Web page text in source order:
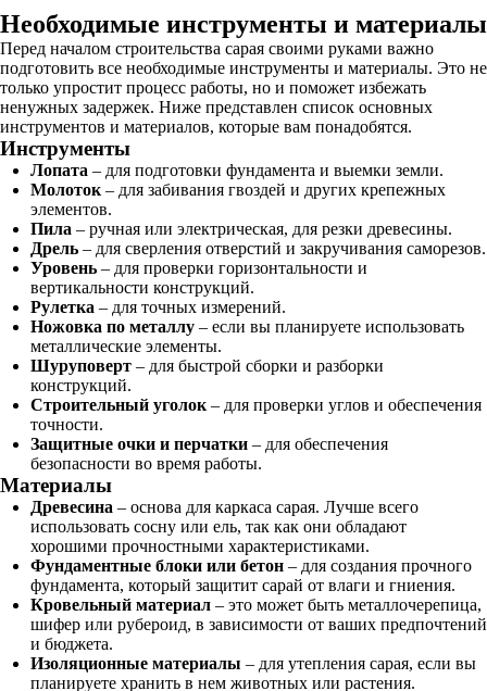
Необходимые инструменты и материалы
Перед началом строительства сарая своими руками важно
подготовить все необходимые инструменты и материалы. Это не
только упростит процесс работы, но и поможет избежать
ненужных задержек. Ниже представлен список основных
инструментов и материалов, которые вам понадобятся.
Инструменты
Лопата – для подготовки фундамента и выемки земли.
Молоток – для забивания гвоздей и других крепежных
элементов.
Пила – ручная или электрическая, для резки древесины.
Дрель – для сверления отверстий и закручивания саморезов.
Уровень – для проверки горизонтальности и
вертикальности конструкций.
Рулетка – для точных измерений.
Ножовка по металлу – если вы планируете использовать
металлические элементы.
Шуруповерт – для быстрой сборки и разборки
конструкций.
Строительный уголок – для проверки углов и обеспечения
точности.
Защитные очки и перчатки – для обеспечения
безопасности во время работы.
Материалы
Древесина – основа для каркаса сарая. Лучше всего
использовать сосну или ель, так как они обладают
хорошими прочностными характеристиками.
Фундаментные блоки или бетон – для создания прочного
фундамента, который защитит сарай от влаги и гниения.
Кровельный материал – это может быть металлочерепица,
шифер или рубероид, в зависимости от ваших предпочтений
и бюджета.
Изоляционные материалы – для утепления сарая, если вы
планируете хранить в нем животных или растения.